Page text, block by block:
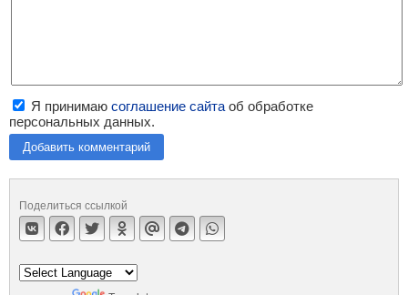
Я принимаю соглашение сайта об обработке
персональных данных.
Добавить комментарий
Поделиться ссылкой